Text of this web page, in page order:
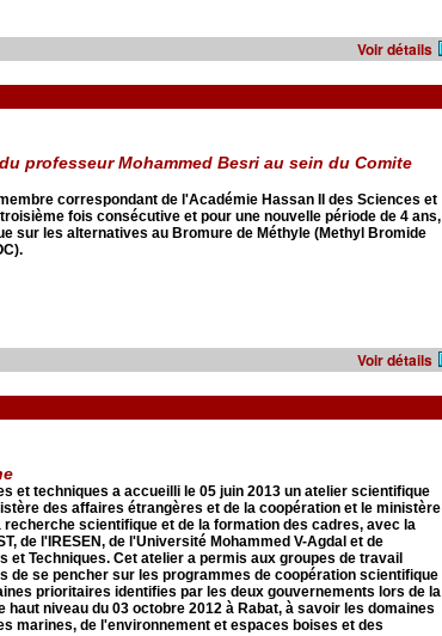
Voir détails
professeur Mohammed Besri au sein du Comite
correspondant de l'Académie Hassan II des Sciences et
fois consécutive et pour une nouvelle période de 4 ans,
sur les alternatives au Bromure de Méthyle (Methyl Bromide
Voir détails
et techniques a accueilli le 05 juin 2013 un atelier scientifique
des affaires étrangères et de la coopération et le ministère
scientifique et de la formation des cadres, avec la
de l'IRESEN, de l'Université Mohammed V-Agdal et de
et Techniques. Cet atelier a permis aux groupes de travail
de se pencher sur les programmes de coopération scientifique
prioritaires identifies par les deux gouvernements lors de la
niveau du 03 octobre 2012 à Rabat, à savoir les domaines
marines, de l'environnement et espaces boises et des